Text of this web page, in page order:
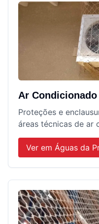
Ar Condicionado
Proteções e
áreas técnicas de ar
Ver em Águas da